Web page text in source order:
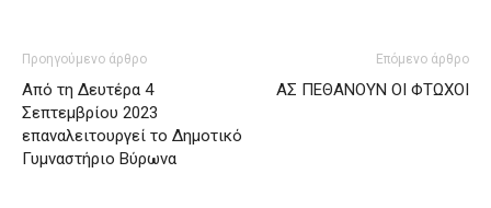
Προηγούμενο άρθρο
Από τη Δευτέρα 4
Σεπτεμβρίου 2023
επαναλειτουργεί το Δημοτικό
Γυμναστήριο Βύρωνα
Επόμενο άρθρο
ΑΣ ΠΕΘΑΝΟΥΝ ΟΙ ΦΤΩΧΟΙ